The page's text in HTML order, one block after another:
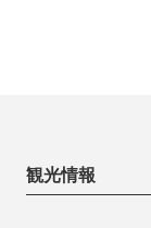
観光情報